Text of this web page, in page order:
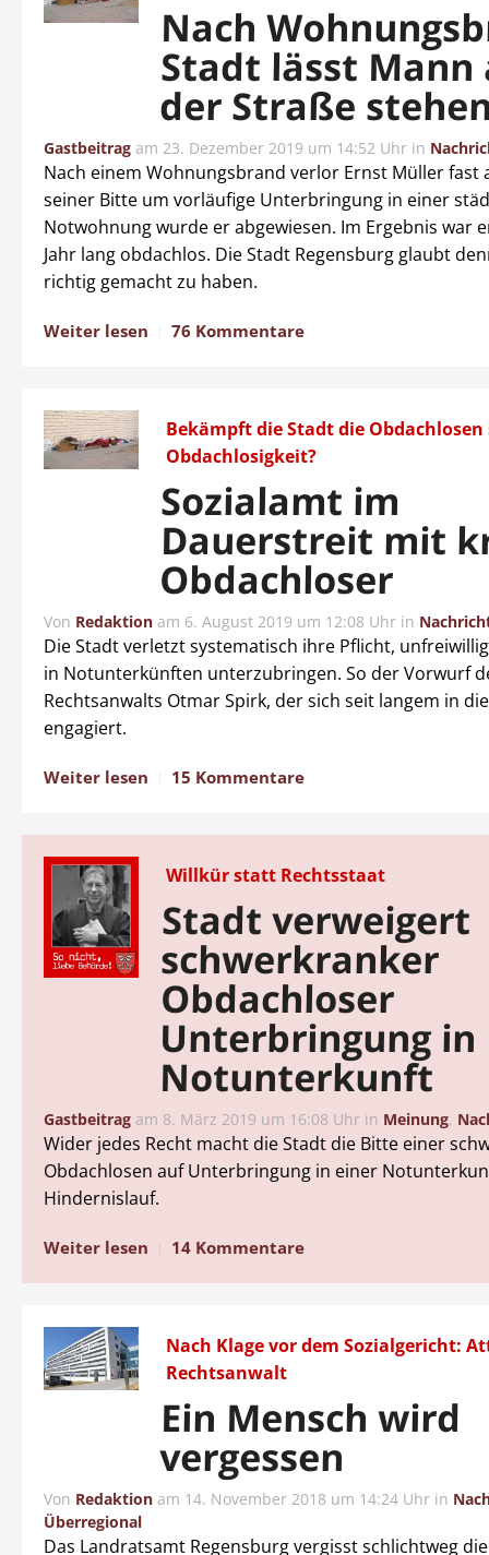
Nach
Stadt lässt Mann
der Straße
Gastbeitrag am 23. Dezember 2019 um 14:52 Uhr in
Nach einem Wohnungsbrand verlor Ernst Müller fast
seiner Bitte um vorläufige Unterbringung in einer
Notwohnung wurde er abgewiesen. Im Ergebnis war
Jahr lang obdachlos. Die Stadt Regensburg glaubt
richtig gemacht zu haben.
Weiter lesen 76 Kommentare
Bekämpft die Stadt die
Obdachlosigkeit?
Sozialamt im
Dauerstreit mit
Obdachloser
Von Redaktion am 6. August 2019 um 12:08 Uhr in
Die Stadt verletzt systematisch ihre Pflicht,
in Notunterkünften unterzubringen. So der Vorwurf
Rechtsanwalts Otmar Spirk, der sich seit langem in
engagiert.
Weiter lesen 15 Kommentare
Willkür statt Rechtsstaat
Stadt verweigert
schwerkranker
Obdachloser
Unterbringung in
Notunterkunft
Gastbeitrag am 8. März 2019 um 16:08 Uhr in Meinung,
Wider jedes Recht macht die Stadt die Bitte einer
Obdachlosen auf Unterbringung in einer
Hindernislauf.
Weiter lesen 14 Kommentare
Nach Klage vor dem Sozialgericht:
Rechtsanwalt
Ein Mensch wird
vergessen
Von Redaktion am 14. November 2018 um 14:24 Uhr in
Überregional
Das Landratsamt Regensburg vergisst schlichtweg